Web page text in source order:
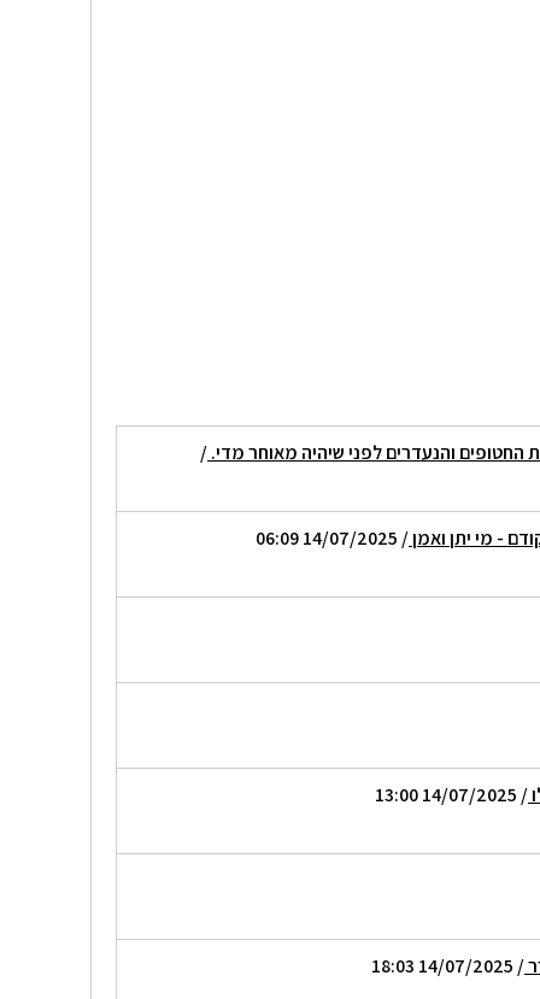
והנעדרים לפני שיהיה מאוחר מדי./
- מי יתן ואמן/ 14/07/2025 06:09
/ 14/07/2025 13:00
/ 14/07/2025 18:03